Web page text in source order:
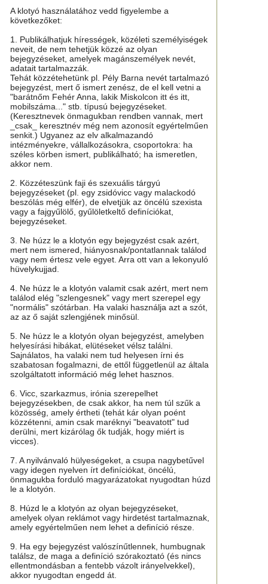
A klotyó használatához vedd figyelembe a
következőket:
1. Publikálhatjuk hírességek, közéleti személyiségek
neveit, de nem tehetjük közzé az olyan
bejegyzéseket, amelyek magánszemélyek nevét,
adatait tartalmazzák.
Tehát közzétehetünk pl. Pély Barna nevét tartalmazó
bejegyzést, mert ő ismert zenész, de el kell vetni a
"barátnőm Fehér Anna, lakik Miskolcon itt és itt,
mobilszáma..." stb. típusú bejegyzéseket.
(Keresztnevek önmagukban rendben vannak, mert
_csak_ keresztnév még nem azonosít egyértelműen
senkit.) Ugyanez az elv alkalmazandó
intézményekre, vállalkozásokra, csoportokra: ha
széles körben ismert, publikálható; ha ismeretlen,
akkor nem.
2. Közzéteszünk faji és szexuális tárgyú
bejegyzéseket (pl. egy zsidóvicc vagy malackodó
beszólás még elfér), de elvetjük az öncélú szexista
vagy a fajgyűlölő, gyűlöletkeltő definíciókat,
bejegyzéseket.
3. Ne húzz le a klotyón egy bejegyzést csak azért,
mert nem ismered, hiányosnak/pontatlannak találod
vagy nem értesz vele egyet. Arra ott van a lekonyuló
hüvelykujjad.
4. Ne húzz le a klotyón valamit csak azért, mert nem
találod elég "szlengesnek" vagy mert szerepel egy
"normális" szótárban. Ha valaki használja azt a szót,
az az ő saját szlengjének minősül.
5. Ne húzz le a klotyón olyan bejegyzést, amelyben
helyesírási hibákat, elütéseket vélsz találni.
Sajnálatos, ha valaki nem tud helyesen írni és
szabatosan fogalmazni, de ettől függetlenül az általa
szolgáltatott információ még lehet hasznos.
6. Vicc, szarkazmus, irónia szerepelhet
bejegyzésekben, de csak akkor, ha nem túl szűk a
közösség, amely értheti (tehát kár olyan poént
közzétenni, amin csak maréknyi "beavatott" tud
derülni, mert kizárólag ők tudják, hogy miért is
vicces).
7. A nyilvánvaló hülyeségeket, a csupa nagybetűvel
vagy idegen nyelven írt definíciókat, öncélú,
önmagukba forduló magyarázatokat nyugodtan húzd
le a klotyón.
8. Húzd le a klotyón az olyan bejegyzéseket,
amelyek olyan reklámot vagy hirdetést tartalmaznak,
amely egyértelműen nem lehet a definíció része.
9. Ha egy bejegyzést valószínűtlennek, humbugnak
találsz, de maga a definíció szórakoztató (és nincs
ellentmondásban a fentebb vázolt irányelvekkel),
akkor nyugodtan engedd át.